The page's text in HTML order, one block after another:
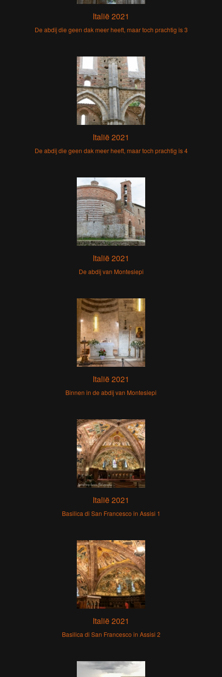
Italië 2021
De abdij die geen dak meer heeft, maar toch prachtig is 3
Italië 2021
De abdij die geen dak meer heeft, maar toch prachtig is 4
Italië 2021
De abdij van Montesiepi
Italië 2021
Binnen in de abdij van Montesiepi
Italië 2021
Basilica di San Francesco in Assisi 1
Italië 2021
Basilica di San Francesco in Assisi 2